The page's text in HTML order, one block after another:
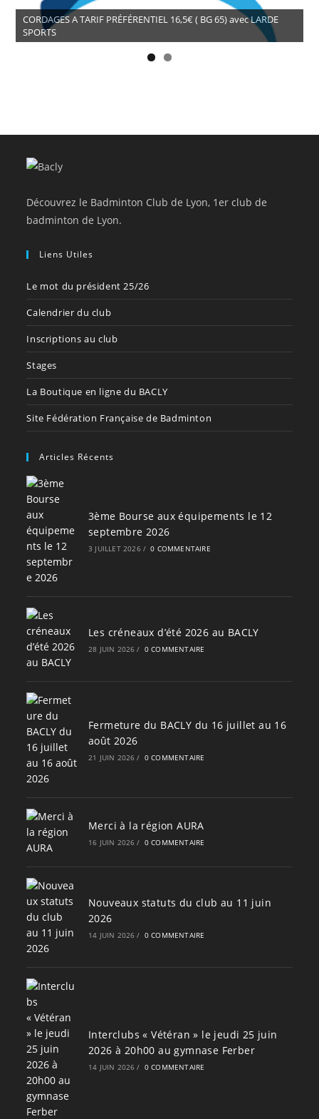
CORDAGES A TARIF PRÉFÉRENTIEL 16,5€ ( BG 65) avec LARDE
SPORTS
Découvrez le Badminton Club de Lyon, 1er club de
badminton de Lyon.
Liens Utiles
Le mot du président 25/26
Calendrier du club
Inscriptions au club
Stages
La Boutique en ligne du BACLY
Site Fédération Française de Badminton
Articles Récents
3ème Bourse aux équipements le 12
septembre 2026
3 JUILLET 2026 / 0 COMMENTAIRE
Les créneaux d’été 2026 au BACLY
28 JUIN 2026 / 0 COMMENTAIRE
Fermeture du BACLY du 16 juillet au 16
août 2026
21 JUIN 2026 / 0 COMMENTAIRE
Merci à la région AURA
16 JUIN 2026 / 0 COMMENTAIRE
Nouveaux statuts du club au 11 juin
2026
14 JUIN 2026 / 0 COMMENTAIRE
Interclubs « Vétéran » le jeudi 25 juin
2026 à 20h00 au gymnase Ferber
14 JUIN 2026 / 0 COMMENTAIRE